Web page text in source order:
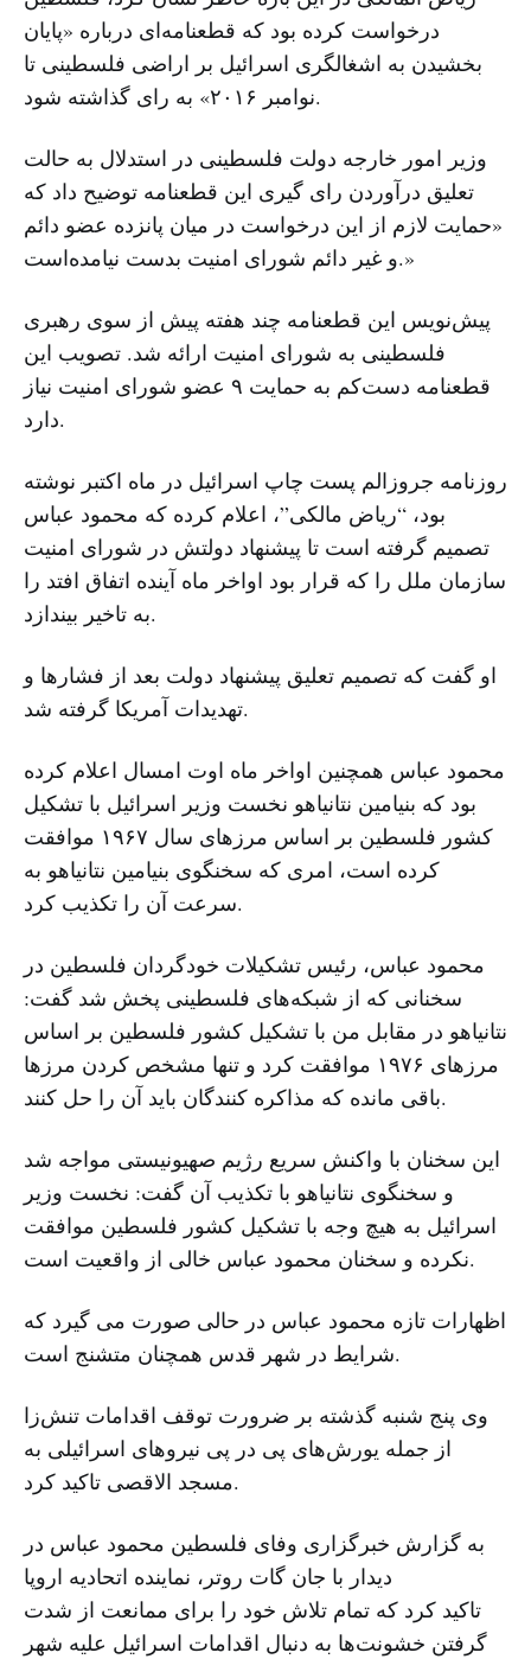
درخواست کرده بود که قطعنامه‌ای درباره «پایان
بخشیدن به اشغالگری اسرائیل بر اراضی فلسطینی تا
نوامبر ۲۰۱۶» به رای گذاشته شود.
وزیر امور خارجه دولت فلسطینی در استدلال به حالت
تعلیق درآوردن رای گیری این قطعنامه توضیح داد که
«حمایت لازم از این درخواست در میان پانزده عضو دائم
و غیر دائم شورای امنیت بدست نیامده‌است.»
پیش‌نویس این قطعنامه چند هفته پیش از سوی رهبری
فلسطینی به شورای امنیت ارائه شد. تصویب این
قطعنامه دست‌کم به حمایت ۹ عضو شورای امنیت نیاز
دارد.
روزنامه جروزالم پست چاپ اسرائیل در ماه اکتبر نوشته
بود، “ریاض مالکی”، اعلام کرده که محمود عباس
تصمیم گرفته است تا پیشنهاد دولتش در شورای امنیت
سازمان ملل را که قرار بود اواخر ماه آینده اتفاق افتد را
به تاخیر بیندازد.
او گفت که تصمیم تعلیق پیشنهاد دولت بعد از فشارها و
تهدیدات آمریکا گرفته شد.
محمود عباس همچنین اواخر ماه اوت امسال اعلام کرده
بود که بنیامین نتانیاهو نخست وزیر اسرائیل با تشکیل
کشور فلسطین بر اساس مرزهای سال ۱۹۶۷ موافقت
کرده است، امری که سخنگوی بنیامین نتانیاهو به
سرعت آن را تکذیب کرد.
محمود عباس، رئیس تشکیلات خودگردان فلسطین در
سخنانی که از شبکه‌های فلسطینی پخش شد گفت:
نتانیاهو در مقابل من با تشکیل کشور فلسطین بر اساس
مرزهای ۱۹۷۶ موافقت کرد و تنها مشخص کردن مرزها
باقی مانده که مذاکره کنندگان باید آن را حل کنند.
این سخنان با واکنش سریع رژیم صهیونیستی مواجه شد
و سخنگوی نتانیاهو با تکذیب آن گفت: نخست وزیر
اسرائیل به هیچ وجه با تشکیل کشور فلسطین موافقت
نکرده و سخنان محمود عباس خالی از واقعیت است.
اظهارات تازه محمود عباس در حالی صورت می گیرد که
شرایط در شهر قدس همچنان متشنج است.
وی پنج شنبه گذشته بر ضرورت توقف اقدامات تنش‌زا
از جمله یورش‌های پی در پی نیروهای اسرائیلی به
مسجد الاقصی تاکید کرد.
به گزارش خبرگزاری وفای فلسطین محمود عباس در
دیدار با جان گات روتر، نماینده اتحادیه اروپا
تاکید کرد که تمام تلاش خود را برای ممانعت از شدت
گرفتن خشونت‌ها به دنبال اقدامات اسرائیل علیه شهر